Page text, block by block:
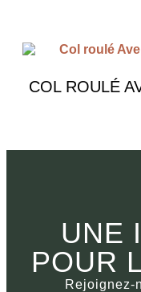
COL ROULÉ
UNE
POUR
Rejoignez-